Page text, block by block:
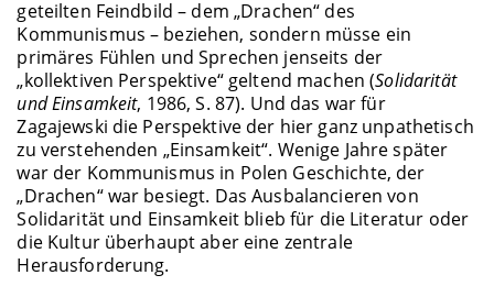
geteilten Feindbild – dem „Drachen“ des
Kommunismus – beziehen, sondern müsse ein
primäres Fühlen und Sprechen jenseits der
„kollektiven Perspektive“ geltend machen (Solidarität
und Einsamkeit, 1986, S. 87). Und das war für
Zagajewski die Perspektive der hier ganz unpathetisch
zu verstehenden „Einsamkeit“. Wenige Jahre später
war der Kommunismus in Polen Geschichte, der
„Drachen“ war besiegt. Das Ausbalancieren von
Solidarität und Einsamkeit blieb für die Literatur oder
die Kultur überhaupt aber eine zentrale
Herausforderung.